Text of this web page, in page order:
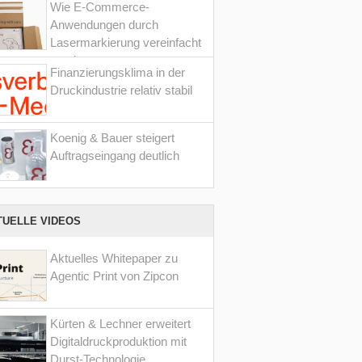
Wie E-Commerce-
Anwendungen durch
Lasermarkierung vereinfacht
werden
Finanzierungsklima in der
Druckindustrie relativ stabil
Koenig & Bauer steigert
Auftragseingang deutlich
VIDEOS
Aktuelles Whitepaper zu
Agentic Print von Zipcon
Kürten & Lechner erweitert
Digitaldruckproduktion mit
Durst-Technologie